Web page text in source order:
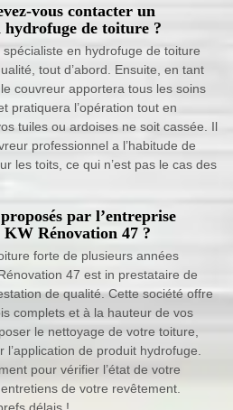
vous contacter un
hydrofuge de toiture ?
spécialiste en hydrofuge de toiture
tout d’abord. Ensuite, en tant
couvreur apportera tous les soins
pratiquera l’opération tout en
tuiles ou ardoises ne soit cassée. Il
professionnel a l’habitude de
les toits, ce qui n’est pas le cas des
par l’entreprise
Rénovation 47 ?
forte de plusieurs années
47 est in prestataire de
de qualité. Cette société offre
complets et à la hauteur de vos
le nettoyage de votre toiture,
de produit hydrofuge.
pour vérifier l’état de votre
de votre revêtement.